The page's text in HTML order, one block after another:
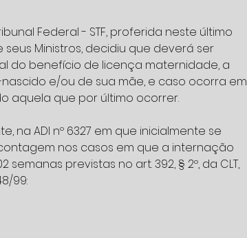
Federal - STF, proferida neste último
Ministros, decidiu que deverá ser
do benefício de licença maternidade, a
e/ou de sua mãe, e caso ocorra em
aquela que por último ocorrer.
na ADI nº 6327 em que inicialmente se
nos casos em que a internação
previstas no art. 392, § 2º, da CLT,
99: